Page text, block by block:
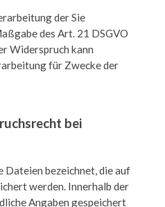
der Sie
des Art. 21 DSGVO
Widerspruch kann
für Zwecke der
bei
Dateien bezeichnet, die auf
werden. Innerhalb der
Angaben gespeichert